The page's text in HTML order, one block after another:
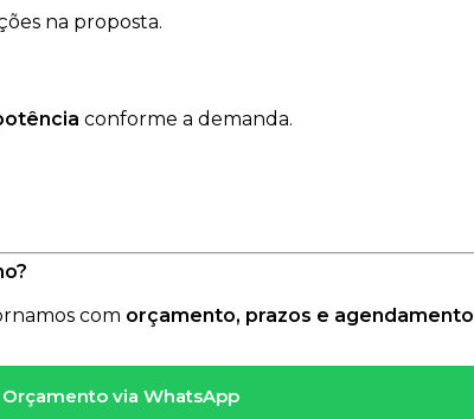
na proposta.
conforme a demanda.
com orçamento, prazos e agendamento
via WhatsApp